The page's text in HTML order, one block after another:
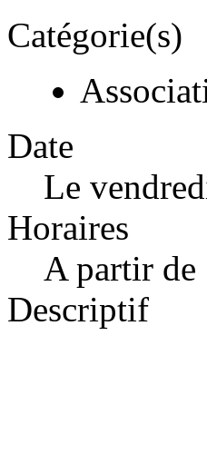
Catégorie(s)
Date
Le
Horaires
A partir de
Descriptif